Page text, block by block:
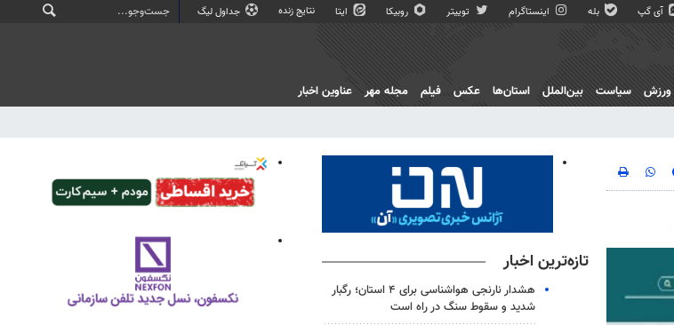
آی گپ بله اینستاگرام توییتر روبیکا ایتا نتایج زنده جداول لیگ
ورزش سیاست بین‌الملل استان‌ها عکس فیلم مجله مهر عناوین اخبار
تازه‌ترین اخبار
هشدار نارنجی هواشناسی برای ۴ استان؛ رگبار
شدید و سقوط سنگ در راه است